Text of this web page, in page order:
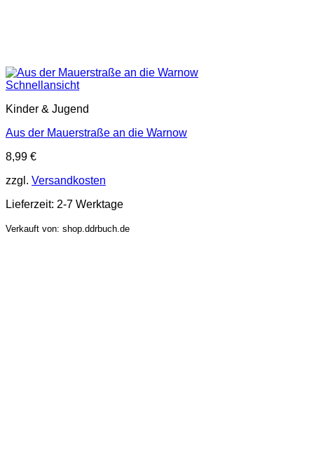
Schnellansicht
Kinder & Jugend
Aus der Mauerstraße an die Warnow
8,99 €
zzgl. Versandkosten
Lieferzeit: 2-7 Werktage
Verkauft von: shop.ddrbuch.de